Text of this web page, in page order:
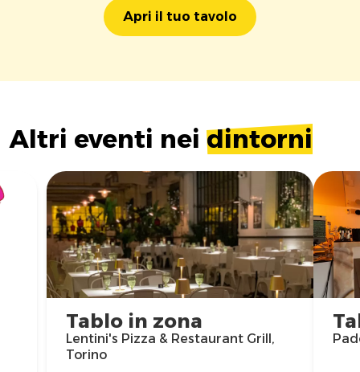
Apri il tuo tavolo
Altri eventi nei dintorni
Tablo in zona
Lentini's Pizza & Restaurant Grill,
Torino